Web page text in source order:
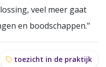
veel meer gaat
en boodschappen."
toezicht in de praktijk